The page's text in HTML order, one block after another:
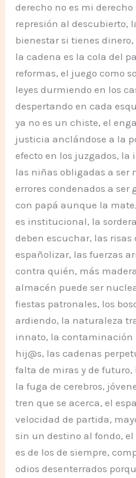
derecho no es mi
represión al descubierto,
bienestar si tienes dinero,
la cadena es la cola del
reformas, el juego como
leyes durmiendo en los
despertando en cada
ya no es un chiste, el
justicia anclándose a la
efecto en los juzgados,
las niñas obligadas a ser
errores condenados a ser
con papá aunque la
es institucional, la
deben escuchar, las risas
españolizar, las fuerzas
contra quién, más
almacén puede ser
fiestas patronales, los
ardiendo, la naturaleza
innato, la contaminación
hij@s, las cadenas
falta de miras y de
la fuga de cerebros,
tren que se acerca, el
velocidad de partida,
sin un destino al fondo,
es de los de siempre,
odios desenterrados